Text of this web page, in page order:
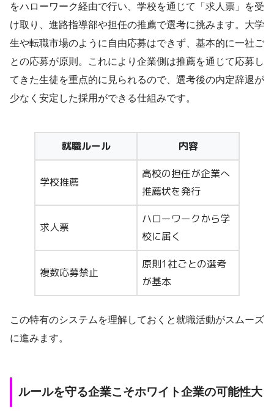
をハローワーク経由で行い、学校を通じて「求人票」を受
け取り、進路指導部や担任の推薦で選考に挑みます。大学
生や転職市場のように自由応募はできず、基本的に一社ご
との応募が原則。これにより企業側は推薦を通じて応募し
てきた生徒を重点的に見られるので、選考後の内定辞退が
少なく安定した採用ができる仕組みです。
就職ルール 内容
学校推薦
高校の担任が企業へ
推薦状を発行
求人票
ハローワークから学
校に届く
複数応募禁止
原則1社ごとの選考
が基本
この特有のシステムを理解しておくと就職活動がスムーズ
に進みます。
ルールを守る企業こそホワイト企業の可能性大